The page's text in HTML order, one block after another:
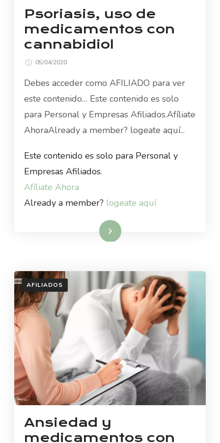
Psoriasis, uso de
medicamentos con
cannabidiol
05/04/2020
Debes acceder como AFILIADO para ver
este contenido… Este contenido es solo
para Personal y Empresas Afiliados.Afíliate
AhoraAlready a member? logeate aquí...
Este contenido es solo para Personal y
Empresas Afiliados.
Afíliate Ahora
Already a member? logeate aquí
Read More
AFILIADOS
Ansiedad y
medicamentos con